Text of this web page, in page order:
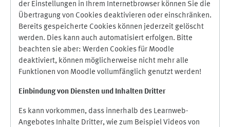
der Einstellungen in Ihrem Internetbrowser können Sie die
Übertragung von Cookies deaktivieren oder einschränken.
Bereits gespeicherte Cookies können jederzeit gelöscht
werden. Dies kann auch automatisiert erfolgen. Bitte
beachten sie aber: Werden Cookies für Moodle
deaktiviert, können möglicherweise nicht mehr alle
Funktionen von Moodle vollumfänglich genutzt werden!
Einbindung von Diensten und Inhalten Dritter
Es kann vorkommen, dass innerhalb des Learnweb-
Angebotes Inhalte Dritter, wie zum Beispiel Videos von